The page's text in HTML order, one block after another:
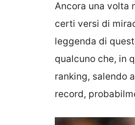
Ancora una volta
certi versi di
leggenda di
qualcuno che, in
ranking, salendo
record,